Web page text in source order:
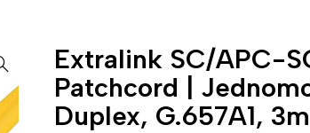
Extralink SC/APC-
Patchcord |
Duplex, G.657A1,